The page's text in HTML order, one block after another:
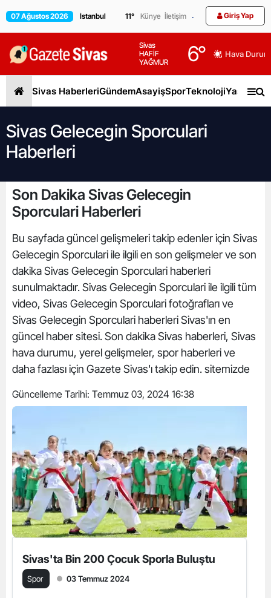
07 Ağustos 2026 11° Künye İletişim Giriş Yap
Sivas
HAFİF
YAĞMUR
6° Hava
Sivas HaberleriGündemAsayişSporTeknolojiYaşam
Sivas Gelecegin Sporculari
Haberleri
Son Dakika Sivas Gelecegin
Sporculari Haberleri
Bu sayfada güncel gelişmeleri takip edenler için Sivas
Gelecegin Sporculari ile ilgili en son gelişmeler ve son
dakika Sivas Gelecegin Sporculari haberleri
sunulmaktadır. Sivas Gelecegin Sporculari ile ilgili tüm
video, Sivas Gelecegin Sporculari fotoğrafları ve
Sivas Gelecegin Sporculari haberleri Sivas'ın en
güncel haber sitesi. Son dakika Sivas haberleri, Sivas
hava durumu, yerel gelişmeler, spor haberleri ve
daha fazlası için Gazete Sivas'ı takip edin. sitemizde
Güncelleme Tarihi: Temmuz 03, 2024 16:38
Sivas'ta Bin 200 Çocuk Sporla Buluştu
Spor 03 Temmuz 2024